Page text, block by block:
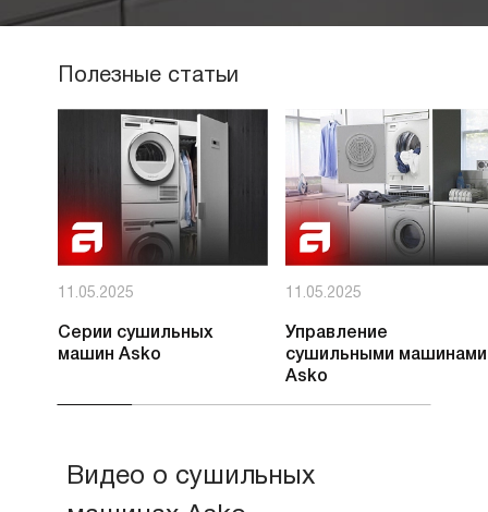
Полезные статьи
11.05.2025
Серии сушильных
машин Asko
11.05.2025
Управление
сушильными машинами
Asko
Видео о сушильных